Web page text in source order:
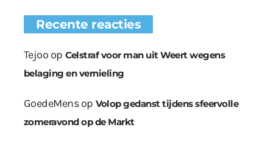
Recente reacties
Tejoo op Celstraf voor man uit Weert wegens
belaging en vernieling
GoedeMensop Volop gedanst tijdens sfeervolle
zomeravond op de Markt